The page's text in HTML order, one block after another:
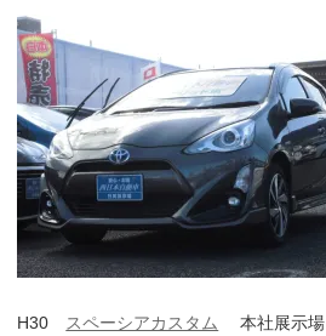
H30 スペーシアカスタム 本社展示場